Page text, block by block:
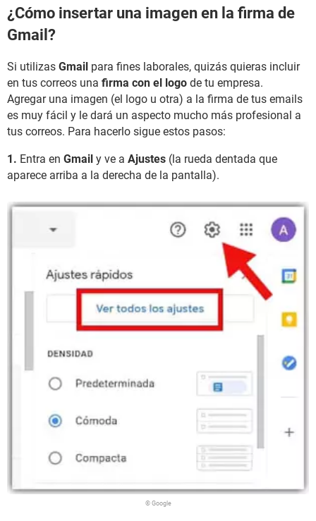
¿Cómo insertar una imagen en la firma de
Gmail?
Si utilizas Gmail para fines laborales, quizás quieras incluir
en tus correos una firma con el logo de tu empresa.
Agregar una imagen (el logo u otra) a la firma de tus emails
es muy fácil y le dará un aspecto mucho más profesional a
tus correos. Para hacerlo sigue estos pasos:
1. Entra en Gmail y ve a Ajustes (la rueda dentada que
aparece arriba a la derecha de la pantalla).
© Google